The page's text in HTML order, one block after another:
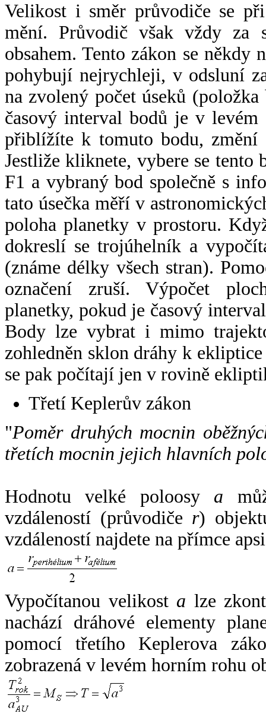
Velikost i směr průvodiče se
mění. Průvodič však vždy za
obsahem. Tento zákon se někdy
pohybují nejrychleji, v odsluní
na zvolený počet úseků
časový interval bodů je v
přiblížíte k tomuto bodu,
Jestliže kliknete, vybere se tento
F1 a vybraný bod společně s
tato úsečka měří v
poloha planetky v prostoru.
dokreslí se trojúhelník a
(známe délky všech stran).
označení zruší. Výpočet
planetky, pokud je časový
Body lze vybrat i mimo
zohledněn sklon dráhy k
se pak počítají jen v rovině
Třetí Keplerův zákon
"Poměr druhých mocnin
třetích mocnin jejich hlavních
Hodnotu velké poloosy a
vzdáleností (průvodiče r)
vzdáleností najdete na přímce
Vypočítanou velikost a lze
nachází dráhové elementy
pomocí třetího Keplerova
zobrazená v levém horním rohu